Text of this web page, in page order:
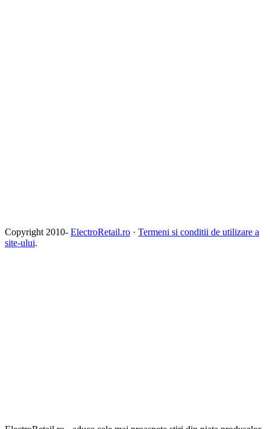
Copyright 2010- ElectroRetail.ro · Termeni si conditii de utilizare a
site-ului.